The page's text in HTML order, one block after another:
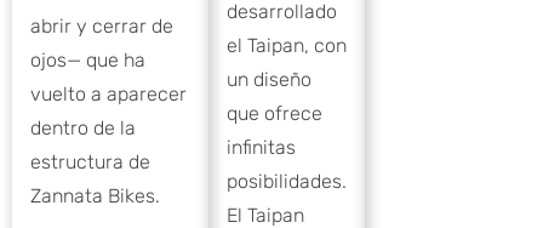
abrir y cerrar de
ojos— que ha
vuelto a aparecer
dentro de la
estructura de
Zannata Bikes.
desarrollado
el Taipan, con
un diseño
que ofrece
infinitas
posibilidades.
El Taipan